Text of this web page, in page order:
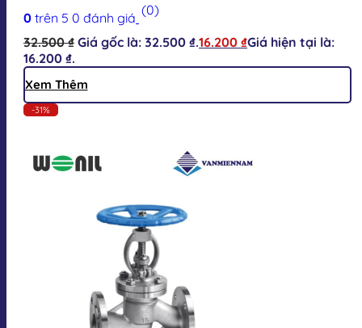
0 trên 5 0 đánh giá (0)
32.500₫ Giá gốc là: 32.500 ₫.16.200 ₫Giá hiện tại là:
16.200 ₫.
Xem Thêm
-31%